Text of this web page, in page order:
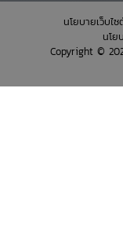
นโยบายเว็บไซ
นโ
Copyright ©